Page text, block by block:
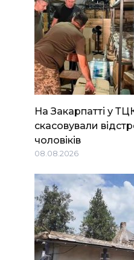
На Закарпатті у
скасовували
чоловіків
08.08.2026